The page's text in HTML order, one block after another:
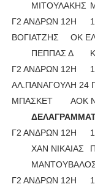
ΜΙΤΟΥΛΑΚΗΣ
Γ2 ΑΝΔΡΩΝ 12Η
ΒΟΓΙΑΤΖΗΣ
ΟΚ
ΠΕΠΠΑΣ Δ
Γ2 ΑΝΔΡΩΝ 12Η
ΑΛ.ΠΑΝΑΓΟΥΛΗ 24
ΜΠΑΣΚΕΤ
ΑΟΚ
Γ2 ΑΝΔΡΩΝ 12Η
ΧΑΝ ΝΙΚΑΙΑΣ
Γ2 ΑΝΔΡΩΝ 12Η